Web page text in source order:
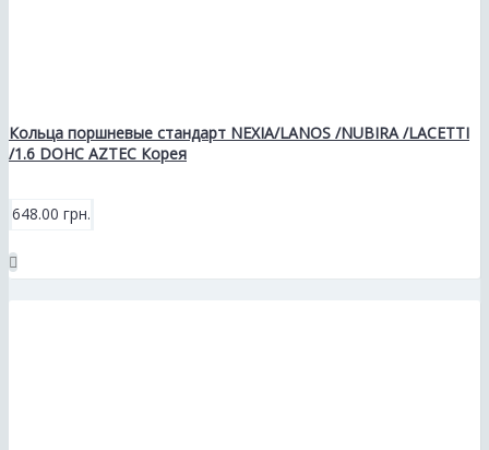
Кольца поршневые стандарт NEXIA/LANOS /NUBIRA /LACETTI
/1.6 DOHC AZTEC Корея
648.00 грн.